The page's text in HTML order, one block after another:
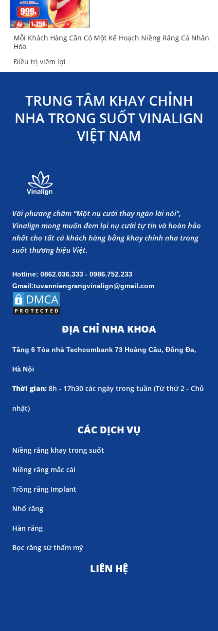
Mỗi Khách Hàng Cần Có Một Kế Hoạch Niềng Răng Cá Nhân
Hóa
Điều trị viêm lợi
TRUNG TÂM KHAY CHỈNH
NHA TRONG SUỐT VINALIGN
VIỆT NAM
Với phương châm “Một nụ cười thay ngàn lời nói”,
Vinalign mong muốn đem lại nụ cười tự tin và hoàn hảo
nhất cho tất cả khách hàng bằng khay chỉnh nha trong
suốt thương hiệu Việt.
Hotline: 0862.036.333 - 0986.752.233
Gmail:tuvanniengrangvinalign@gmail.com
ĐỊA CHỈ NHA KHOA
Tầng 6 Tòa nhà Techcombank 73 Hoàng Cầu, Đống Đa,
Hà Nội
Thời gian: 8h - 17h30 các ngày trong tuần (Từ thứ 2 - Chủ
nhật)
CÁC DỊCH VỤ
Niềng răng khay trong suốt
Niềng răng mắc cài
Trồng răng Implant
Nhổ răng
Hàn răng
Bọc răng sứ thẩm mỹ
LIÊN HỆ